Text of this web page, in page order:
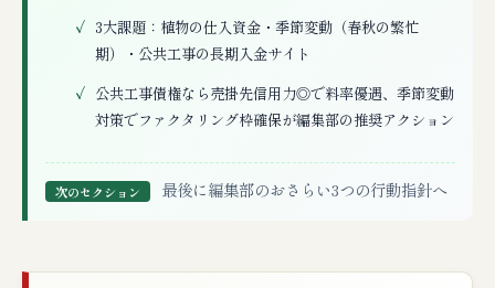
3大課題：植物の仕入資金・季節変動（春秋の繁忙
期）・公共工事の長期入金サイト
公共工事債権なら売掛先信用力◎で料率優遇、季節変動
対策でファクタリング枠確保が編集部の推奨アクション
次のセクション 最後に編集部のおさらい3つの行動指針へ